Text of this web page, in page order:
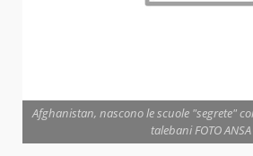
Afghanistan, nascono le scuole "segrete"
talebani FOTO ANSA